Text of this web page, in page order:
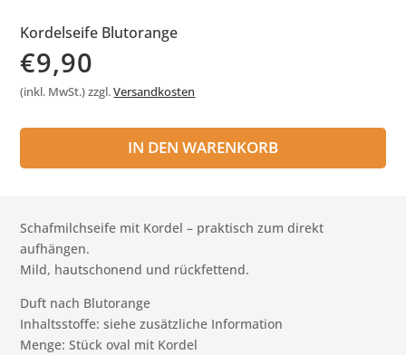
Kordelseife Blutorange
€9,90
(inkl. MwSt.) zzgl.Versandkosten
Schafmilchseife mit Kordel – praktisch zum direkt
aufhängen.
Mild, hautschonend und rückfettend.
Duft nach Blutorange
Inhaltsstoffe: siehe zusätzliche Information
Menge: Stück oval mit Kordel
IN DEN WARENKORB